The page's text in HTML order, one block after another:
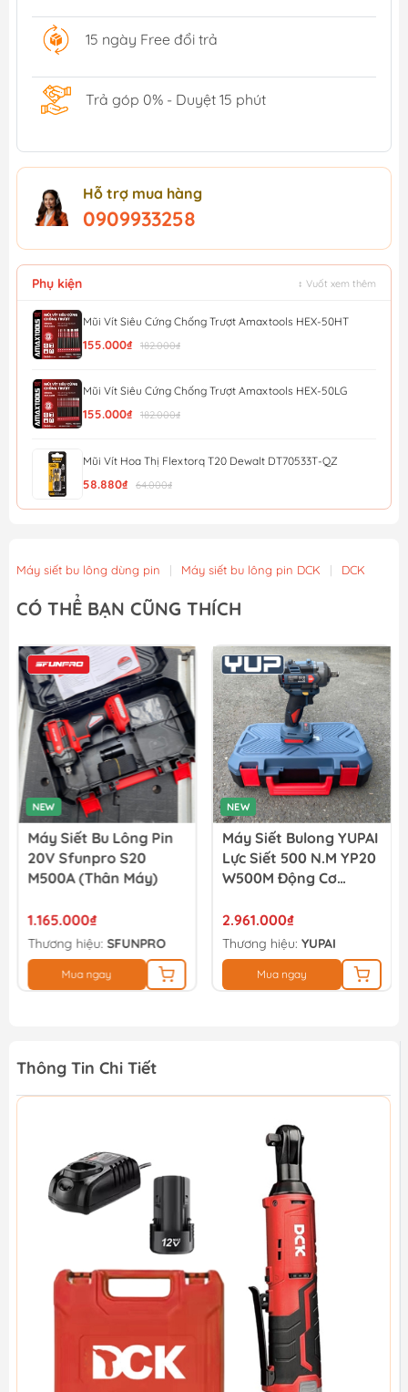
15 ngày Free đổi trả
Trả góp 0% - Duyệt 15 phút
Hỗ trợ mua hàng
0909933258
Phụ kiện ↕ Vuốt xem thêm
Mũi Vít Siêu Cứng Chống Trượt Amaxtools HEX-50HT
155.000₫ 182.000₫
Mũi Vít Siêu Cứng Chống Trượt Amaxtools HEX-50LG
155.000₫ 182.000₫
Mũi Vít Hoa Thị Flextorq T20 Dewalt DT70533T-QZ
58.880₫ 64.000₫
Mũi Vít Chống Trượt Amaxtools HEX-75CT
49.900₫
Mũi Vít Chống Trượt Amaxtools HEX-65CT
44.900₫
Máy siết bu lông dùng pin | Máy siết bu lông pin DCK | DCK
CÓ THỂ BẠN CŨNG THÍCH
NEW
Máy Siết Bu Lông Pin
20V Sfunpro S20
M500A (thân Máy)
1.165.000₫
Thương hiệu: SFUNPRO
Mua ngay
NEW
Máy Siết Bulong YUPAI
Lực Siết 500 N.M YP20
W500M Động Cơ
Bộ)
2.961.000₫
Thương hiệu: YUPAI
Mua ngay
Thông Tin Chi Tiết